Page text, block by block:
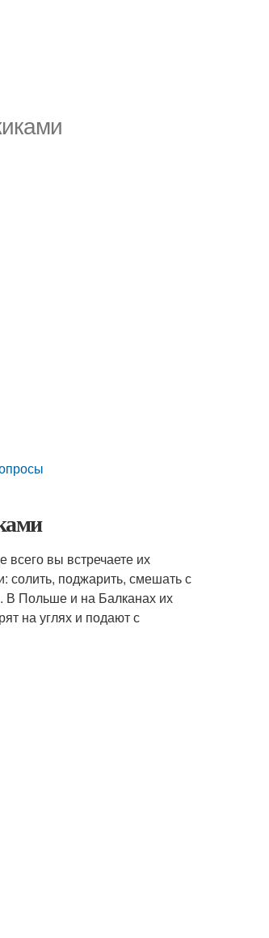
вы встречаете их
солить, поджарить, смешать с
В Польше и на Балканах их
на углях и подают с